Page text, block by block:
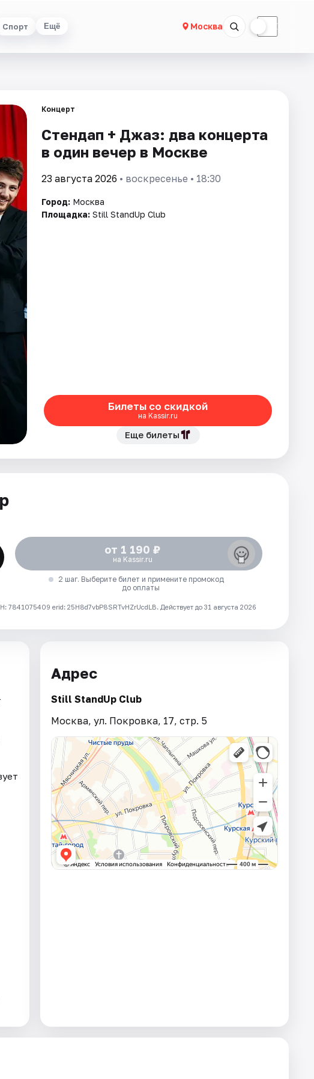
Спорт Ещё Москва ☾
Концерт
Стендап + Джаз: два концерта
в один вечер в Москве
23 августа 2026 • воскресенье • 18:30
Город: Москва
Площадка: Still StandUp Club
Билеты со скидкой
на Kassir.ru
Еще билеты
от 1 190 ₽
на Kassir.ru
2 шаг. Выберите билет и примените промокод
до оплаты
erid: 25H8d7vbP8SRTvHZrUcdLB. Действует до 31 августа 2026
Адрес
Still StandUp Club
Москва, ул. Покровка, 17, стр. 5